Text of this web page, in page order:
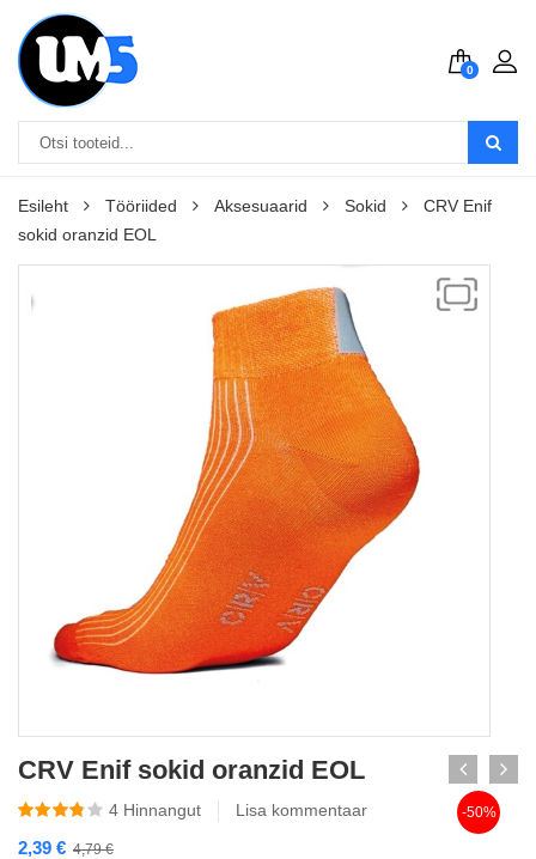
0
Esileht Tööriided Aksesuaarid Sokid
CRV Enif
sokid oranzid EOL
CRV Enif sokid oranzid EOL
4 Hinnangut Lisa kommentaar
4,79€
2,39 €
-50%